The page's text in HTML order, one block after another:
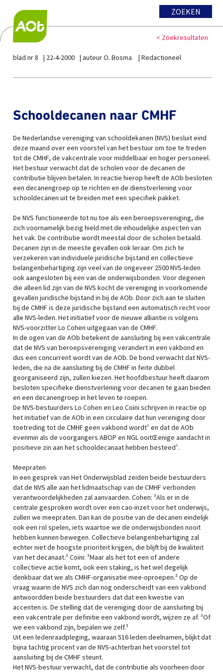
ZOEKEN
< Zoekresultaten
blad nr 8 22-4-2000 auteur O. Bosma Redactioneel
Schooldecanen naar CMHF
De Nederlandse vereniging van schooldekanen (NVS) besluit eind
deze maand over een voorstel van het bestuur om toe te treden
tot de CMHF, de vakcentrale voor middelbaar en hoger personeel.
Het bestuur verwacht dat de scholen voor de decanen de
contributie blijven betalen. In reactie hierop heeft de AOb besloten
een decanengroep op te richten en de dienstverlening voor
schooldecanen uit te breiden met een specifiek pakket.
De NVS functioneerde tot nu toe als een beroepsvereniging, die
zich voornamelijk bezig hield met de inhoudelijke aspecten van
het vak. De contributie wordt meestal door de scholen betaald.
Decanen zijn in de meeste gevallen ook leraar. Om zich te
verzekeren van individuele juridische bijstand en collectieve
belangenbehartiging zijn veel van de ongeveer 2500 NVS-leden
ook aangesloten bij een van de onderwijsbonden. Voor degenen
die alleen lid zijn van de NVS kocht de vereniging in voorkomende
gevallen juridische bijstand in bij de AOb. Door zich aan te sluiten
bij de CMHF is deze juridische bijstand een automatisch recht voor
alle NVS-leden. Het initiatief voor de nieuwe alliantie is volgens
NVS-voorzitter Lo Cohen uitgegaan van de CMHF.
In de ogen van de AOb betekent de aansluiting bij een vakcentrale
dat de NVS van beroepsvereniging verandert in een vakbond en
dus een concurrent wordt van de AOb. De bond verwacht dat NVS-
leden, die na de aansluiting bij de CMHF in feite dubbel
georganiseerd zijn, zullen kiezen. Het hoofdbestuur heeft daarom
besloten specifieke dienstverlening voor decanen te gaan bieden
en een decanengroep in het leven te roepen.
De NVS-bestuurders Lo Cohen en Leo Coïni schrijven in reactie op
het initiatief van de AOb in een circulaire dat hun vereniging door
toetreding tot de CMHF geen vakbond wordt¹ en dat de AOb
evenmin als de voorgangers ABOP en NGL ooitŒenige aandacht in
positieve zin aan het schooldecanaat hebben besteed¹.
Meepraten
In een gesprek van Het Onderwijsblad zeiden beide bestuurders
dat de NVS alle aan het lidmaatschap van de CMHF verbonden
verantwoordelijkheden zal aanvaarden. Cohen: ³Als er in de
centrale gesproken wordt over een cao-inzet voor het onderwijs,
zullen we meepraten. Dan kan de positie van de decanen eindelijk
ook een rol spelen, iets waartoe we de onderwijsbonden nooit
hebben kunnen bewegen. Collectieve belangenbehartiging zal
echter niet de hoogste prioriteit krijgen, die blijft bij de kwaliteit
van het decanaat.² Coïni: ³Maar als het tot een of andere
collectieve actie komt, ook een staking, is het wel degelijk
denkbaar dat we als CMHF-organisatie mee-oproepen.² Op de
vraag waarin de NVS zich dan nog onderscheidt van een vakbond
antwoordden beide bestuurders dat dat een kwestie van
accenten is. De stelling dat de vereniging door de aansluiting bij
een vakcentrale per definitie een vakbond wordt, wijzen ze af. ³Of
we een vakbond zijn, bepalen we zelf.²
Uit een ledenraadpleging, waaraan 516 leden deelnamen, blijkt dat
bijna tachtig procent van de NVS-achterban het voorstel tot
aansluiting bij de CMHF steunt.
Het NVS-bestuur verwacht, dat de contributie als voorheen door